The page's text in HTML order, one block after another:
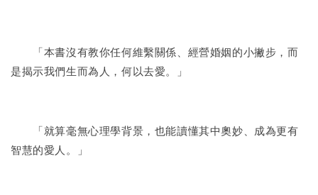
「本書沒有教你任何維繫關係、經營婚姻的小撇步，而
是揭示我們生而為人，何以去愛。」
「就算毫無心理學背景，也能讀懂其中奧妙、成為更有
智慧的愛人。」